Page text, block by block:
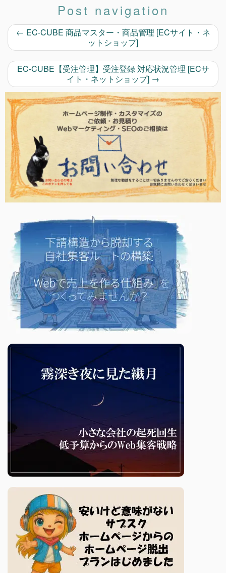
Post navigation
← EC-CUBE 商品マスター・商品管理 [ECサイト・ネ
ットショップ]
EC-CUBE【受注管理】受注登録 対応状況管理 [ECサ
イト・ネットショップ] →